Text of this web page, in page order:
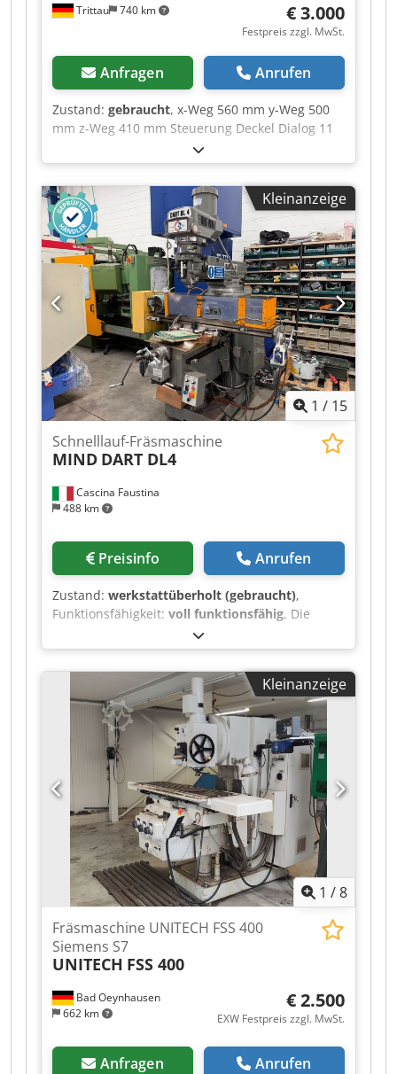
Trittau 740 km € 3.000
Festpreis zzgl. MwSt.
Anfragen Anrufen
Zustand: gebraucht, x-Weg 560 mm y-Weg 500
mm z-Weg 410 mm Steuerung Deckel Dialog 11
Die Maschine befindet sich unserer
Einschätzung nach in einem guten gebrauchten
Dcjdszq Hk Ujpfx Aclok Zustand und kann nach
Terminvereinbarung unter Strom besichtigt
werden. Zubehör, abgebildete Werkzeuge und
Spannmittel gehören nur zum Lieferumfang
wenn dies in den Zusatzinformationen vermerkt
ist. Aenderungen und Irrtuemer in den
technischen Daten und Angaben sowie
Zwischenverkauf vorbehalten!
Kleinanzeige
1 / 15
Cascina Faustina
488 km
Schnelllauf-Fräsmaschine
MIND DART DL4
Preisinfo Anrufen
Zustand: werkstattüberholt (gebraucht),
Funktionsfähigkeit: voll funktionsfähig, Die
gebrauchte, schnelllaufende Fräsmaschine
MIND DART DL4 ist besonders gut für
Werkzeugbauarbeiten geeignet, da sie über
einen schwenkbaren Fräskopf und die
Möglichkeit verfügt, eine Drehvorrichtung (auch
mit automatischer Absenkung) mit
automatischer Schmierung der Führungen zu
verwenden. Ausgestattet mit unabhängigen,
automatischen Vorschüben, wird sie außerdem
mit einem Teilkopf, den dazugehörigen
Zahnrädern, einem Satz von Teilscheiben und
einigen Werkzeugen geliefert; die Maschine ist
gemäß den Normen überholt und funktioniert
einwandfrei. Dcjdjznvmyepfx Aclok
Kleinanzeige
1 /8
Bad Oeynhausen
662 km
Fräsmaschine UNITECH FSS 400
Siemens S7
UNITECH FSS 400
€ 2.500
EXW Festpreis zzgl. MwSt.
Anfragen Anrufen